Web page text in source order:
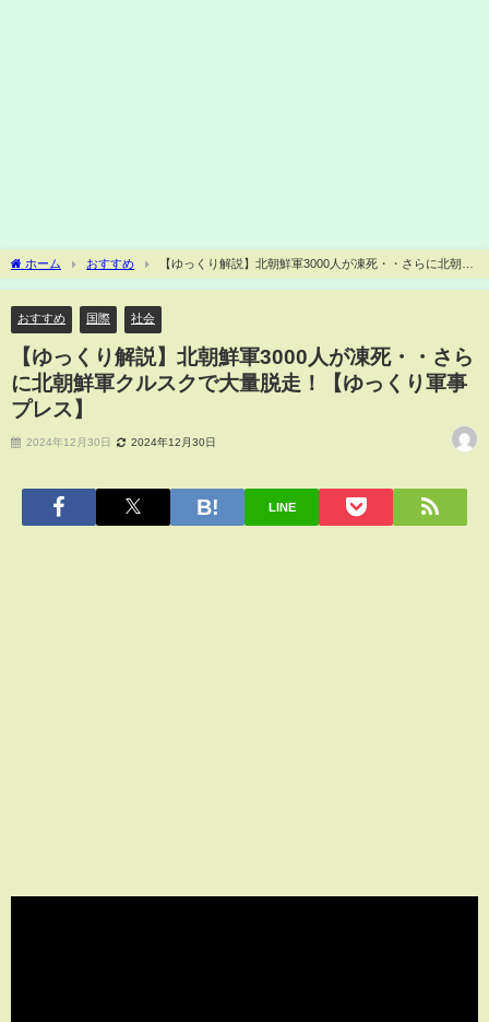
ホーム おすすめ
【ゆっくり解説】北朝鮮軍3000人が凍死・・さらに北朝鮮
軍クルスクで大量脱走！【ゆっくり軍事プレス】
おすすめ 国際 社会
【ゆっくり解説】北朝鮮軍3000人が凍死・・さら
に北朝鮮軍クルスクで大量脱走！【ゆっくり軍事
プレス】
2024年12月30日 2024年12月30日
LINE